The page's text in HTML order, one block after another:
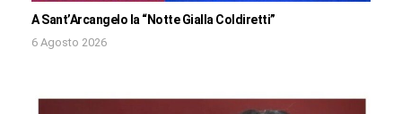
A Sant’Arcangelo la “Notte Gialla Coldiretti”
6 Agosto 2026